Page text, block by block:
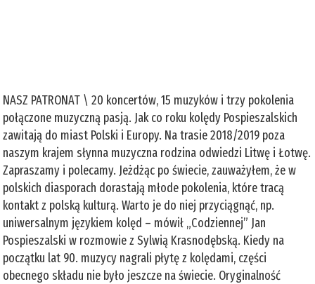
NASZ PATRONAT \ 20 koncertów, 15 muzyków i trzy pokolenia
połączone muzyczną pasją. Jak co roku kolędy Pospieszalskich
zawitają do miast Polski i Europy. Na trasie 2018/2019 poza
naszym krajem słynna muzyczna rodzina odwiedzi Litwę i Łotwę.
Zapraszamy i polecamy. Jeżdżąc po świecie, zauważyłem, że w
polskich diasporach dorastają młode pokolenia, które tracą
kontakt z polską kulturą. Warto je do niej przyciągnąć, np.
uniwersalnym językiem kolęd – mówił „Codziennej” Jan
Pospieszalski w rozmowie z Sylwią Krasnodębską. Kiedy na
początku lat 90. muzycy nagrali płytę z kolędami, części
obecnego składu nie było jeszcze na świecie. Oryginalność